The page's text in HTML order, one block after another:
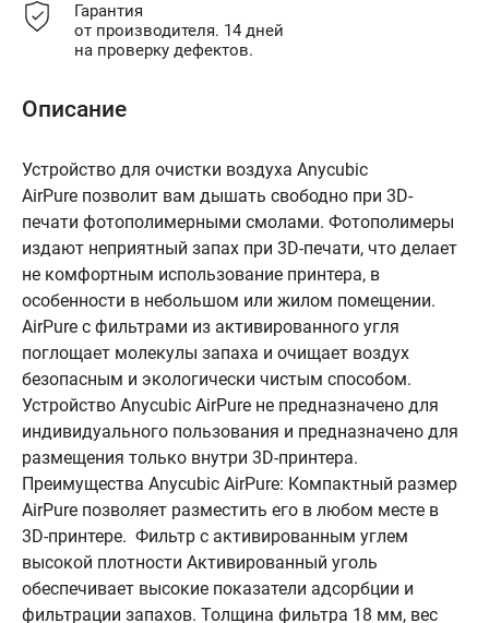
Гарантия
от производителя. 14 дней
на проверку дефектов.
Описание
Устройство для очистки воздуха Anycubic
AirPure позволит вам дышать свободно при 3D-
печати фотополимерными смолами. Фотополимеры
издают неприятный запах при 3D-печати, что делает
не комфортным использование принтера, в
особенности в небольшом или жилом помещении.
AirPure с фильтрами из активированного угля
поглощает молекулы запаха и очищает воздух
безопасным и экологически чистым способом.
Устройство Anycubic AirPure не предназначено для
индивидуального пользования и предназначено для
размещения только внутри 3D-принтера.
Преимущества Anycubic AirPure: Компактный размер
AirPure позволяет разместить его в любом месте в
3D-принтере. Фильтр с активированным углем
высокой плотности Активированный уголь
обеспечивает высокие показатели адсорбции и
фильтрации запахов. Толщина фильтра 18 мм, вес